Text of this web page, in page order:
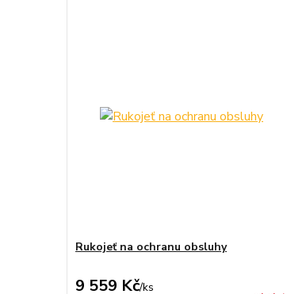
Rukojeť na ochranu obsluhy
9 559 Kč/ks